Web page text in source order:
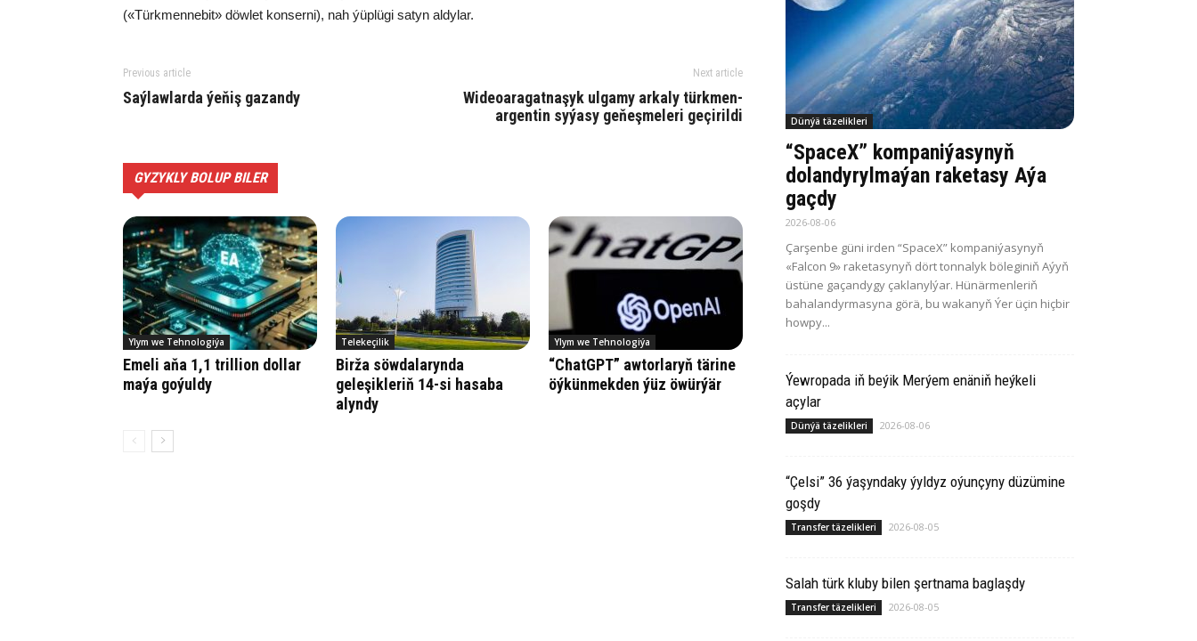
(«Türkmennebit» döwlet konserni), nah ýüplügi satyn aldylar.
Previous article
Saýlawlarda ýeňiş gazandy
Next article
Wi­deoa­ra­gat­na­şyk ul­ga­my ar­ka­ly türk­men-
ar­gen­tin sy­ýa­sy ge­ňeş­me­le­ri ge­çi­ril­di
GYZYKLY BOLUP BILER
Ylym we Tehnologiýa
Emeli aňa 1,1 trillion dollar
maýa goýuldy
Telekeçilik
Birža söwdalarynda
geleşikleriň 14-si hasaba
alyndy
Ylym we Tehnologiýa
“ChatGPT” awtorlaryň tärine
öýkünmekden ýüz öwürýär
Dünýä täzelikleri
“SpaceX” kompaniýasynyň
dolandyrylmaýan raketasy Aýa
gaçdy
2026-08-06
Çarşenbe güni irden “SpaceX” kompaniýasynyň
«Falcon 9» raketasynyň dört tonnalyk böleginiň Aýyň
üstüne gaçandygy çaklanylýar. Hünärmenleriň
bahalandyrmasyna görä, bu wakanyň Ýer üçin hiçbir
howpy...
Ýewropada iň beýik Merýem enäniň heýkeli
açylar
Dünýä täzelikleri 2026-08-06
“Çelsi” 36 ýaşyndaky ýyldyz oýunçyny düzümine
goşdy
Transfer täzelikleri 2026-08-05
Salah türk kluby bilen şertnama baglaşdy
Transfer täzelikleri 2026-08-05